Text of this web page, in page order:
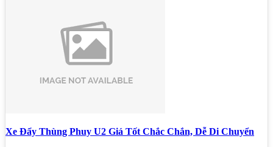
Xe Đẩy Thùng Phuy U2 Giá Tốt Chắc Chắn, Dễ Di Chuyển